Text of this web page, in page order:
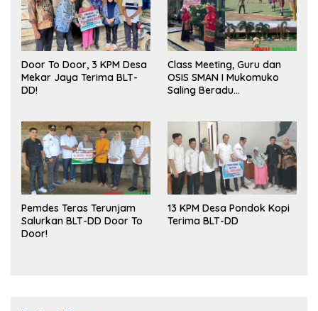
Door To Door, 3 KPM Desa
Mekar Jaya Terima BLT-
DD!
Class Meeting, Guru dan
OSIS SMAN I Mukomuko
Saling Beradu
Pemdes Teras Terunjam
Salurkan BLT-DD Door To
Door!
13 KPM Desa Pondok Kopi
Terima BLT-DD